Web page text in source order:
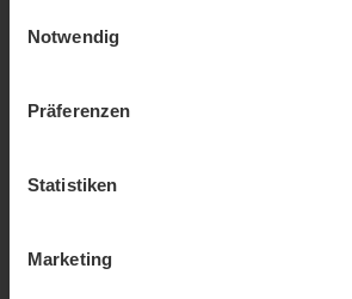
Datenschutzerklärung
Notwendig
Präferenzen
Statistiken
Marketing